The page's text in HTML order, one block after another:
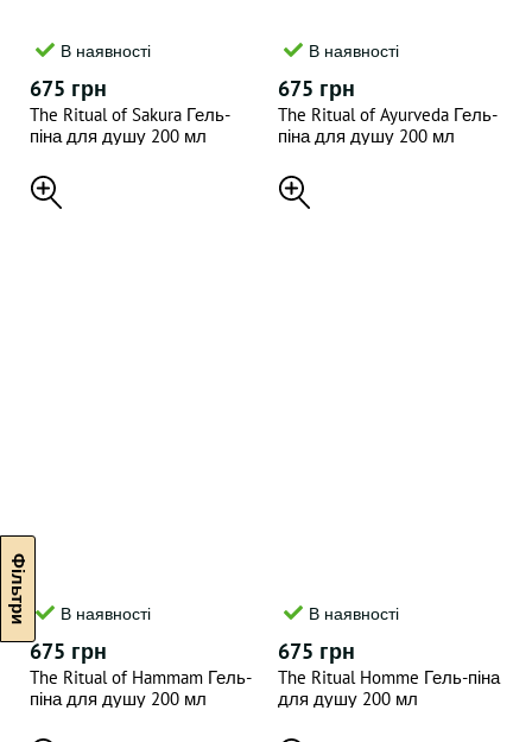
В наявності
675 грн
The Ritual of Sakura Гель-
піна для душу 200 мл
В наявності
675 грн
The Ritual of Ayurveda Гель-
піна для душу 200 мл
В наявності
675 грн
The Ritual of Hammam Гель-
піна для душу 200 мл
В наявності
675 грн
The Ritual Homme Гель-піна
для душу 200 мл